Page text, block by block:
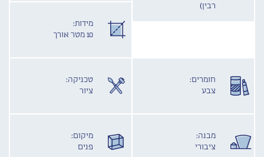
רבין)
מידות:
10 מטר אורך
חומרים:
צבע
טכניקה:
ציור
מבנה:
ציבורי
מיקום:
פנים